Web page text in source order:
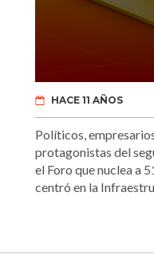
HACE 11 AÑOS
Políticos,
protagonistas del
el Foro que nuclea a
centró en la